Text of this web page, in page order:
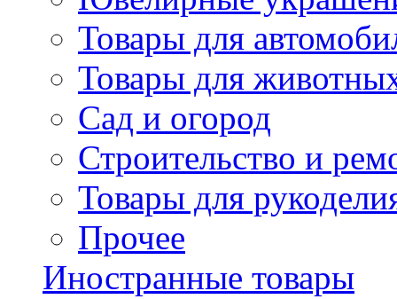
Товары для
Товары для
Сад и огород
Строительство и
Товары для
Прочее
Иностранные товары